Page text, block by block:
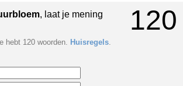
120
, laat je mening
hebt 120 woorden. Huisregels